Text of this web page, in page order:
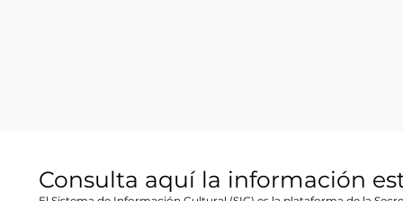
Consulta aquí la información